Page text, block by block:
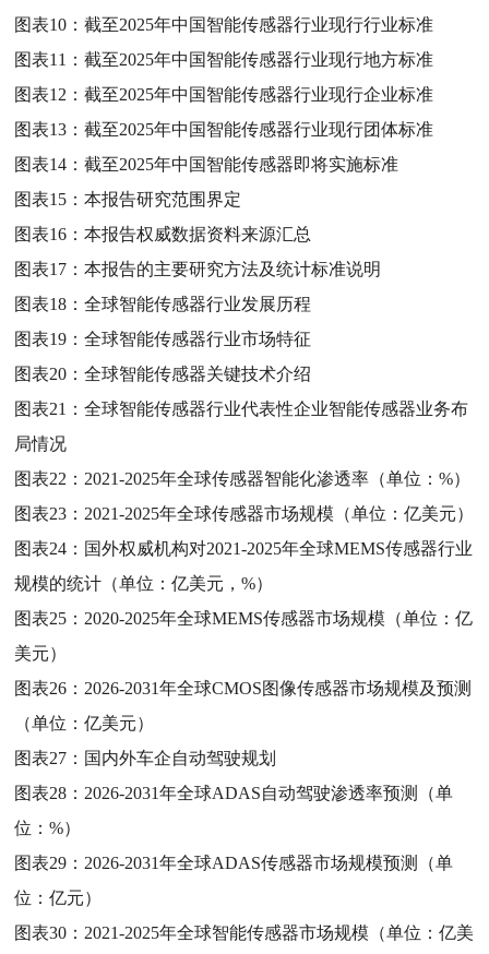
图表10：截至2025年中国智能传感器行业现行行业标准
图表11：截至2025年中国智能传感器行业现行地方标准
图表12：截至2025年中国智能传感器行业现行企业标准
图表13：截至2025年中国智能传感器行业现行团体标准
图表14：截至2025年中国智能传感器即将实施标准
图表15：本报告研究范围界定
图表16：本报告权威数据资料来源汇总
图表17：本报告的主要研究方法及统计标准说明
图表18：全球智能传感器行业发展历程
图表19：全球智能传感器行业市场特征
图表20：全球智能传感器关键技术介绍
图表21：全球智能传感器行业代表性企业智能传感器业务布
局情况
图表22： 2021-2025年全球传感器智能化渗透率（单位：%）
图表23： 2021-2025年全球传感器市场规模（单位：亿美元）
图表24： 国外权威机构对2021-2025年全球MEMS传感器行业
规模的统计（单位：亿美元，%）
图表25： 2020-2025年全球MEMS传感器市场规模（单位：亿
美元）
图表26： 2026-2031年全球CMOS图像传感器市场规模及预测
（单位：亿美元）
图表27： 国内外车企自动驾驶规划
图表28： 2026-2031年全球ADAS自动驾驶渗透率预测（单
位：%）
图表29： 2026-2031年全球ADAS传感器市场规模预测（单
位：亿元）
图表30： 2021-2025年全球智能传感器市场规模（单位：亿美